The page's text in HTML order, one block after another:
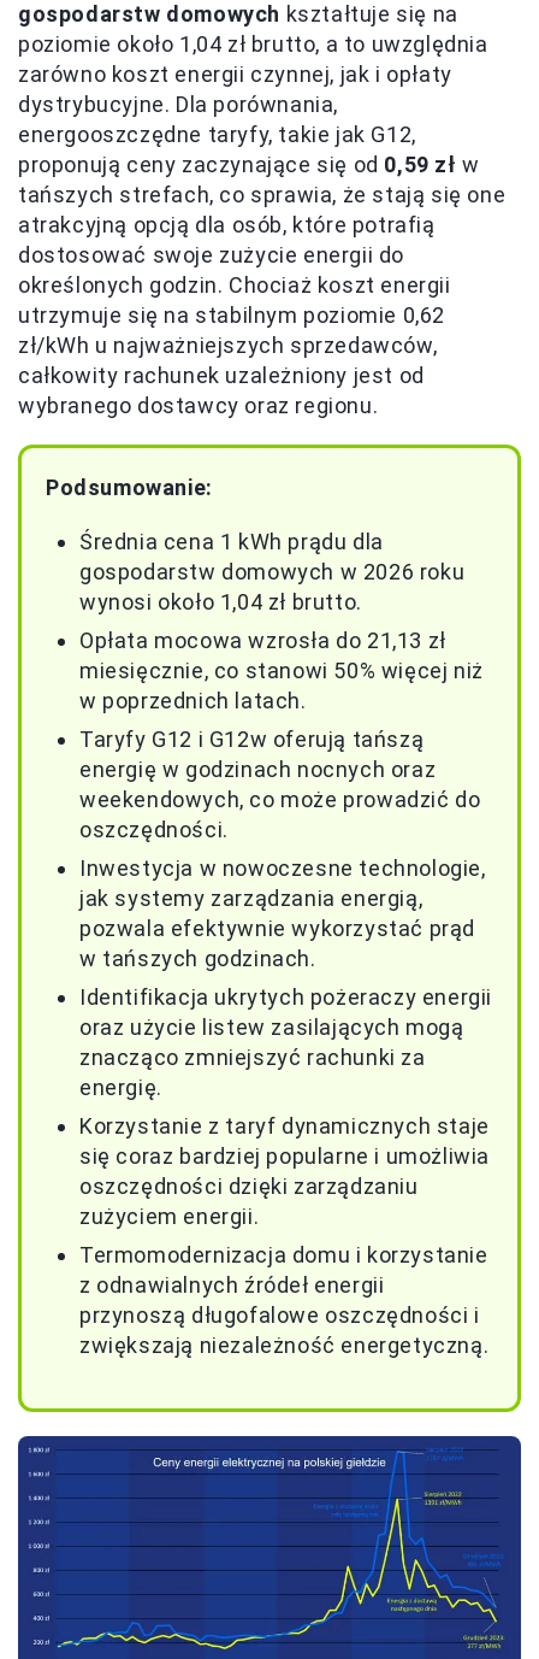
gospodarstw domowych kształtuje się na
poziomie około 1,04 zł brutto, a to uwzględnia
zarówno koszt energii czynnej, jak i opłaty
dystrybucyjne. Dla porównania,
energooszczędne taryfy, takie jak G12,
proponują ceny zaczynające się od 0,59 zł w
tańszych strefach, co sprawia, że stają się one
atrakcyjną opcją dla osób, które potrafią
dostosować swoje zużycie energii do
określonych godzin. Chociaż koszt energii
utrzymuje się na stabilnym poziomie 0,62
zł/kWh u najważniejszych sprzedawców,
całkowity rachunek uzależniony jest od
wybranego dostawcy oraz regionu.
Podsumowanie:
Średnia cena 1 kWh prądu dla
gospodarstw domowych w 2026 roku
wynosi około 1,04 zł brutto.
Opłata mocowa wzrosła do 21,13 zł
miesięcznie, co stanowi 50% więcej niż
w poprzednich latach.
Taryfy G12 i G12w oferują tańszą
energię w godzinach nocnych oraz
weekendowych, co może prowadzić do
oszczędności.
Inwestycja w nowoczesne technologie,
jak systemy zarządzania energią,
pozwala efektywnie wykorzystać prąd
w tańszych godzinach.
Identifikacja ukrytych pożeraczy energii
oraz użycie listew zasilających mogą
znacząco zmniejszyć rachunki za
energię.
Korzystanie z taryf dynamicznych staje
się coraz bardziej popularne i umożliwia
oszczędności dzięki zarządzaniu
zużyciem energii.
Termomodernizacja domu i korzystanie
z odnawialnych źródeł energii
przynoszą długofalowe oszczędności i
zwiększają niezależność energetyczną.